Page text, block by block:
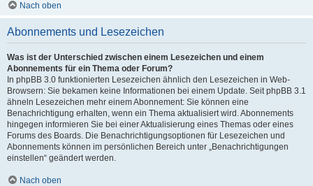
Nach oben
Abonnements und Lesezeichen
Was ist der Unterschied zwischen einem Lesezeichen und einem
Abonnements für ein Thema oder Forum?
In phpBB 3.0 funktionierten Lesezeichen ähnlich den Lesezeichen in Web-
Browsern: Sie bekamen keine Informationen bei einem Update. Seit phpBB 3.1
ähneln Lesezeichen mehr einem Abonnement: Sie können eine
Benachrichtigung erhalten, wenn ein Thema aktualisiert wird. Abonnements
hingegen informieren Sie bei einer Aktualisierung eines Themas oder eines
Forums des Boards. Die Benachrichtigungsoptionen für Lesezeichen und
Abonnements können im persönlichen Bereich unter „Benachrichtigungen
einstellen“ geändert werden.
Nach oben